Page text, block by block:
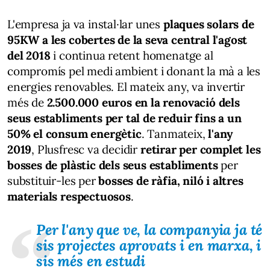
L'empresa ja va instal·lar unes plaques solars de
95KW a les cobertes de la seva central l'agost
del 2018 i continua retent homenatge al
compromís pel medi ambient i donant la mà a les
energies renovables. El mateix any, va invertir
més de 2.500.000 euros en la renovació dels
seus establiments per tal de reduir fins a un
50% el consum energètic. Tanmateix,l'any
2019, Plusfresc va decidir retirar per complet les
bosses de plàstic dels seus establimentsper
substituir-les perbosses de ràfia, niló i altres
materials respectuosos.
Per l'any que ve, la companyia ja té
sis projectes aprovats i en marxa, i
sis més en estudi